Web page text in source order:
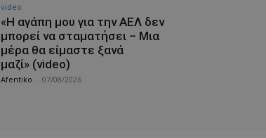
video
«Η αγάπη μου για την ΑΕΛ δεν
μπορεί να σταματήσει – Μια
μέρα θα είμαστε ξανά
μαζί» (video)
Afentiko 07/08/2026